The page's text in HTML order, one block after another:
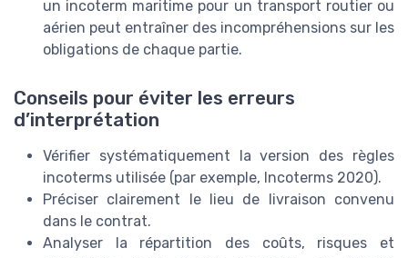
un incoterm maritime pour un transport routier ou
aérien peut entraîner des incompréhensions sur les
obligations de chaque partie.
Conseils pour éviter les erreurs
d’interprétation
Vérifier systématiquement la version des règles
incoterms utilisée (par exemple, Incoterms 2020).
Préciser clairement le lieu de livraison convenu
dans le contrat.
Analyser la répartition des coûts, risques et